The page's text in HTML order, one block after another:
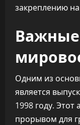
закреплению
Одним из
является
1998 году.
прорывом для